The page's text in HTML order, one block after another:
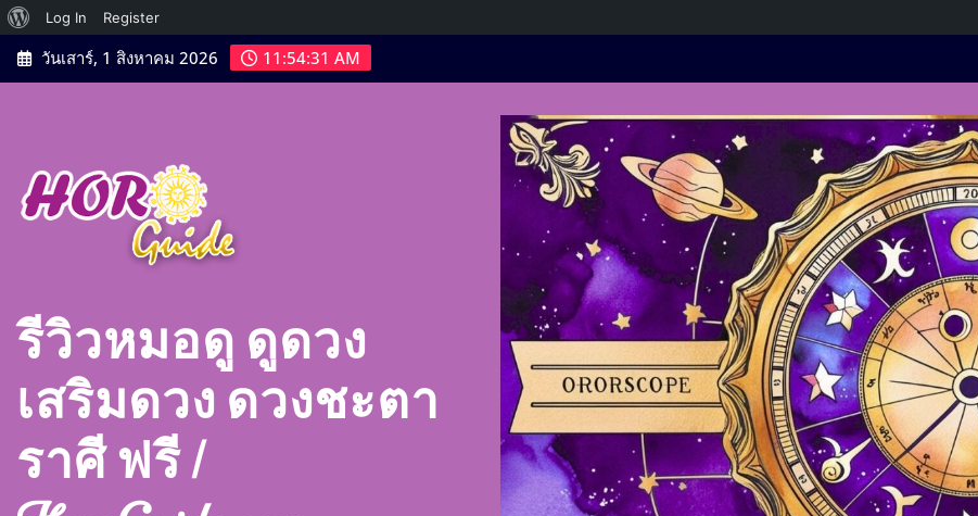
เกี่ยว
กับ
เวิร์ด
Log In
Register
Skip
to
วันเสาร์, 1 สิงหาคม 2026 11:54:33 AM
รีวิวหมอดู ดูดวง
เสริมดวง ดวงชะตา
ราศี ฟรี |